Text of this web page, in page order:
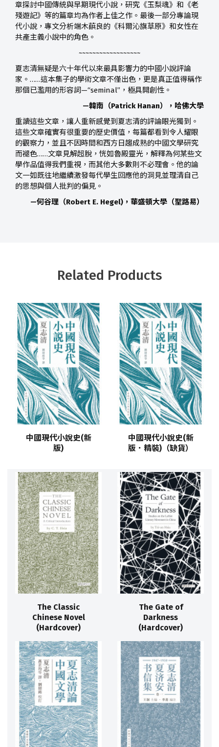
章探討中國傳統與早期現代小說，研究《玉梨魂》和《老
殘遊記》等的篇章均為作者上佳之作。最後一部分專論現
代小說，專文分析端木蕻良的《科爾沁旗草原》和女性在
共產主義小說中的角色。
~~~~~~~~~~~~~~~~~~
夏志清無疑是六十年代以來最具影響力的中國小說評論
家。……這本集子的學術文章不僅出色，更是真正值得稱作
那個已濫用的形容詞—“seminal”，極具開創性。
—韓南 （Patrick Hanan），哈佛大學
重讀這些文章，讓人重新感覺到夏志清的評論眼光獨到。
這些文章確實有很重要的歷史價值，每篇都看到令人耀眼
的觀察力，並且不因時間和西方日趨成熟的中國文學研究
而褪色……文章見解超脫，恍如魯殿靈光，解釋為何某些文
學作品值得我們重視，而其他大多數則不必理會。他的論
文一如既往地繼續激發每代學生回應他的洞見並理清自己
的思想與個人批判的偏見。
—何谷理 （Robert E. Hegel) ，華盛頓大學（聖路易）
Related Products
中國現代小說史(新
版)
中國現代小說史(新
版．精裝)（缺貨）
The Classic
Chinese Novel
(Hardcover)
The Gate of
Darkness
(Hardcover)